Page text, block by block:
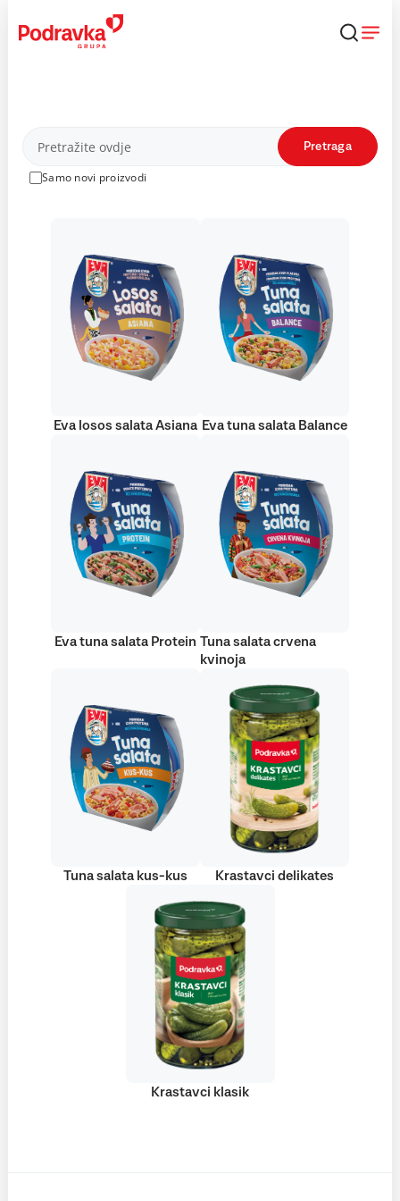
content
Proizvodi
Samo novi proizvodi
Pretraga
Eva losos salata Asiana Eva tuna salata Balance
Eva tuna salata Protein Tuna salata crvena
kvinoja
Tuna salata kus-kus Krastavci delikates
Krastavci klasik